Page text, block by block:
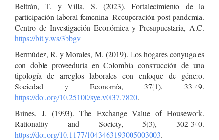
Beltrán, T. y Villa, S. (2023). Fortalecimiento de la
participación laboral femenina: Recuperación post pandemia.
Centro de Investigación Económica y Presupuestaria, A.C.
https://bitly.ws/3bbgv
Bermúdez, R. y Morales, M. (2019). Los hogares conyugales
con doble proveeduría en Colombia construcción de una
tipología de arreglos laborales con enfoque de género.
Sociedad y Economía, 37(1), 33-49.
https://doi.org/10.25100/sye.v0i37.7820.
Brines, J. (1993). The Exchange Value of Housework.
Rationality and Society, 5(3), 302-340.
https://doi.org/10.1177/1043463193005003003.